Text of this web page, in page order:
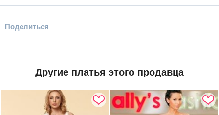
Поделиться
Другие платья этого продавца